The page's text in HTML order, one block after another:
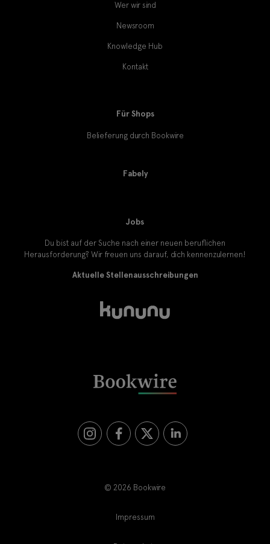
Wer wir sind
Newsroom
Knowledge Hub
Kontakt
Für Shops
Belieferung durch Bookwire
Fabely
Jobs
Du bist auf der Suche nach einer neuen beruflichen
Herausforderung? Wir freuen uns darauf, dich kennenzulernen!
Aktuelle Stellenausschreibungen
© 2026 Bookwire
Impressum